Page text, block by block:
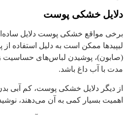
دلایل خشکی پوست
برخی مواقع خشکی پوست دلایل ساده‌ای
لیپیدها ممکن است به دلیل استفاده
(صابون)، پوشیدن لباس‌‌های حساسیت
مدت با آب داغ باشد.
از دیگر دلایل خشکی پوست، کم آبی
اهمیت بسیار کمی به آن می‌دهند،